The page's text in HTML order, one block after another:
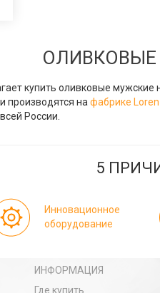
купить оливковые
производятся нафабрике
России.
5
Инновационное
оборудование
ИНФОРМАЦИЯ
Где купить